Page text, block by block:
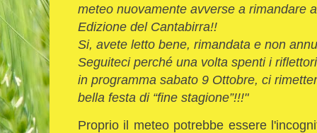
meteo nuovamente avverse a rimandare
Edizione del Cantabirra!!
Si, avete letto bene, rimandata e non
Seguiteci perché una volta spenti i
in programma sabato 9 Ottobre, ci
bella festa di “fine stagione”!!!"
Proprio il meteo potrebbe essere